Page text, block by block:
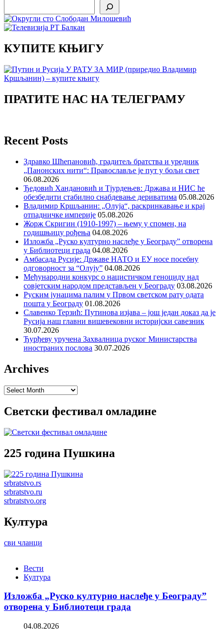
КУПИТЕ КЊИГУ
ПРАТИТЕ НАС НА ТЕЛЕГРАМУ
Recent Posts
Здравко Шћепановић, градитељ братства и уредник
„Панонских нити“: Православље је пут у бољи свет
06.08.2026
Ђедовић Хандановић и Тјурдењев: Држава и НИС ће
обезбедити стабилно снабдевање дериватима 05.08.2026
Владимир Кршљанин: „Олуја“, раскринкавање и крај
отпадничке империје 05.08.2026
Жорж Скригин (1910-1997) – њему у спомен, на
годишњицу рођења 04.08.2026
Изложба „Руско културно наслеђе у Београду” отворена
у Библиотеци града 04.08.2026
Амбасада Русије: Државе НАТО и ЕУ носе посебну
одговорност за “Олују” 04.08.2026
Међународни конкурс о нацистичком геноциду над
совјетским народом представљен у Београду 03.08.2026
Руским јунацима палим у Првом светском рату одата
пошта у Београду 01.08.2026
Славенко Терзић: Путинова изјава – још један доказ да је
Русија наш главни вишевековни историјски савезник
30.07.2026
Ђурђеву уручена Захвалница руског Министарства
иностраних послова 30.07.2026
Archives
Archives
Светски фестивал омладине
225 година Пушкина
srbratstvo.rs
srbratstvo.ru
srbratstvo.org
Култура
сви чланци
Вести
Култура
Изложба „Руско културно наслеђе у Београду”
отворена у Библиотеци града
04.08.2026